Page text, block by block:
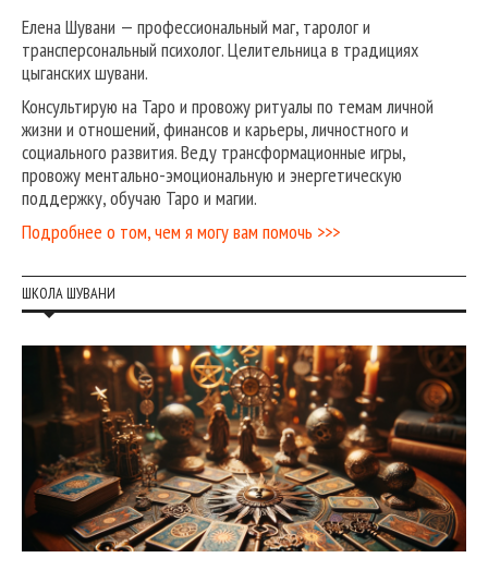
Елена Шувани — профессиональный маг, таролог и
трансперсональный психолог. Целительница в традициях
цыганских шувани.
Консультирую на Таро и провожу ритуалы по темам личной
жизни и отношений, финансов и карьеры, личностного и
социального развития. Веду трансформационные игры,
провожу ментально-эмоциональную и энергетическую
поддержку, обучаю Таро и магии.
Подробнее о том, чем я могу вам помочь >>>
ШКОЛА ШУВАНИ